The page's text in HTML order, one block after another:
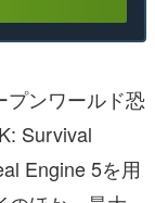
プンワールド恐
Survival
Engine 5を用